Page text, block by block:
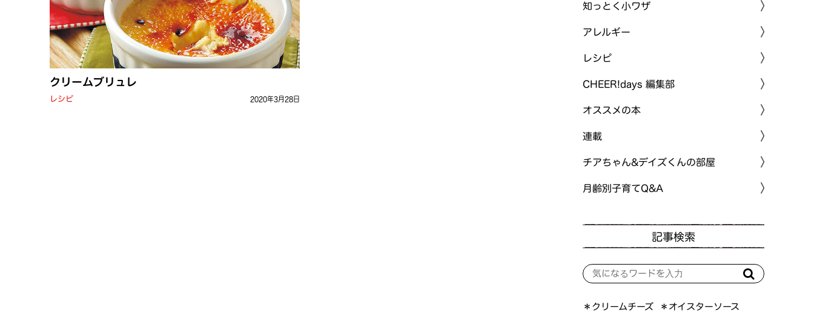
クリームブリュレ
レシピ 2020年3月28日
知っとく小ワザ
アレルギー
レシピ
CHEER!days 編集部
オススメの本
連載
チアちゃん&デイズくんの部屋
月齢別子育てQ&A
記事検索
＊クリームチーズ ＊オイスターソース